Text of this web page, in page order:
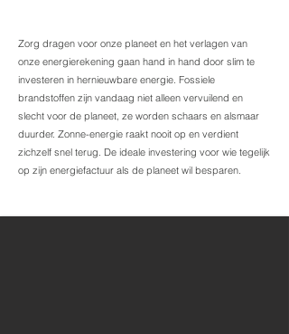
Zorg dragen voor onze planeet en het verlagen van
onze energierekening gaan hand in hand door slim te
investeren in hernieuwbare energie. Fossiele
brandstoffen zijn vandaag niet alleen vervuilend en
slecht voor de planeet, ze worden schaars en alsmaar
duurder. Zonne-energie raakt nooit op en verdient
zichzelf snel terug. De ideale investering voor wie tegelijk
op zijn energiefactuur als de planeet wil besparen.